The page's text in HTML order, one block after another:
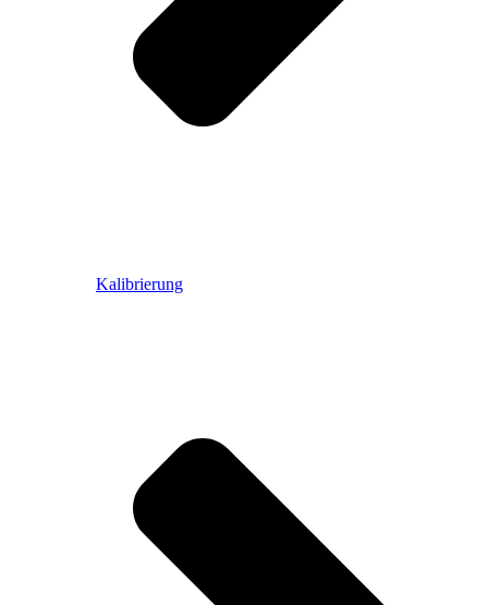
Kalibrierung